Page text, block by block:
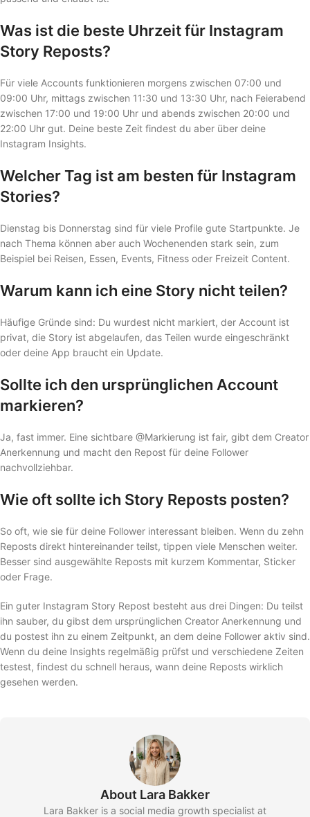
Was ist die beste Uhrzeit für Instagram
Story Reposts?
Für viele Accounts funktionieren morgens zwischen 07:00 und
09:00 Uhr, mittags zwischen 11:30 und 13:30 Uhr, nach Feierabend
zwischen 17:00 und 19:00 Uhr und abends zwischen 20:00 und
22:00 Uhr gut. Deine beste Zeit findest du aber über deine
Instagram Insights.
Welcher Tag ist am besten für Instagram
Stories?
Dienstag bis Donnerstag sind für viele Profile gute Startpunkte. Je
nach Thema können aber auch Wochenenden stark sein, zum
Beispiel bei Reisen, Essen, Events, Fitness oder Freizeit Content.
Warum kann ich eine Story nicht teilen?
Häufige Gründe sind: Du wurdest nicht markiert, der Account ist
privat, die Story ist abgelaufen, das Teilen wurde eingeschränkt
oder deine App braucht ein Update.
Sollte ich den ursprünglichen Account
markieren?
Ja, fast immer. Eine sichtbare @Markierung ist fair, gibt dem Creator
Anerkennung und macht den Repost für deine Follower
nachvollziehbar.
Wie oft sollte ich Story Reposts posten?
So oft, wie sie für deine Follower interessant bleiben. Wenn du zehn
Reposts direkt hintereinander teilst, tippen viele Menschen weiter.
Besser sind ausgewählte Reposts mit kurzem Kommentar, Sticker
oder Frage.
Ein guter Instagram Story Repost besteht aus drei Dingen: Du teilst
ihn sauber, du gibst dem ursprünglichen Creator Anerkennung und
du postest ihn zu einem Zeitpunkt, an dem deine Follower aktiv sind.
Wenn du deine Insights regelmäßig prüfst und verschiedene Zeiten
testest, findest du schnell heraus, wann deine Reposts wirklich
gesehen werden.
About Lara Bakker
Lara Bakker is a social media growth specialist at